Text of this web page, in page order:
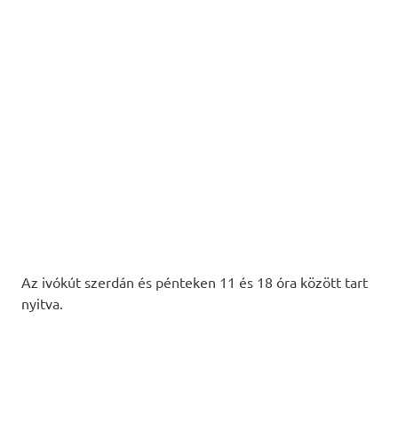
Az ivókút szerdán és pénteken 11 és 18 óra között tart
nyitva.